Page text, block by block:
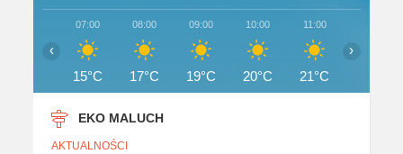
07:00
15°C
08:00
17°C
09:00
19°C
10:00
20°C
11:00
21°C
‹ ›
EKO MALUCH
AKTUALNOŚCI